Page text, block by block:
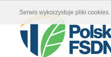
Serwis wykorzystuje pliki